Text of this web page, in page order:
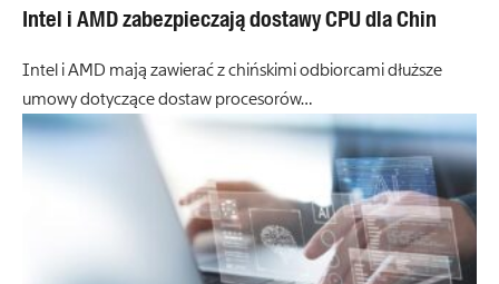
Intel i AMD zabezpieczają dostawy CPU dla Chin
Intel i AMD mają zawierać z chińskimi odbiorcami dłuższe
umowy dotyczące dostaw procesorów…